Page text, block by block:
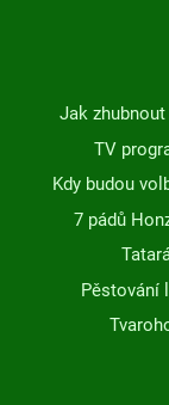
Jak zhubnout
TV
Kdy budou
7 pádů
Pěstování